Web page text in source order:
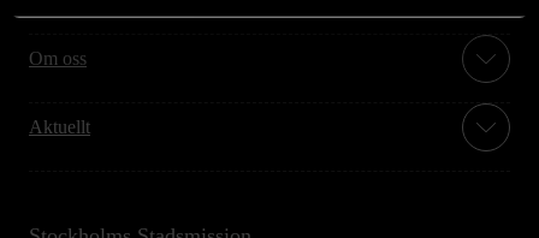
Om oss
Aktuellt